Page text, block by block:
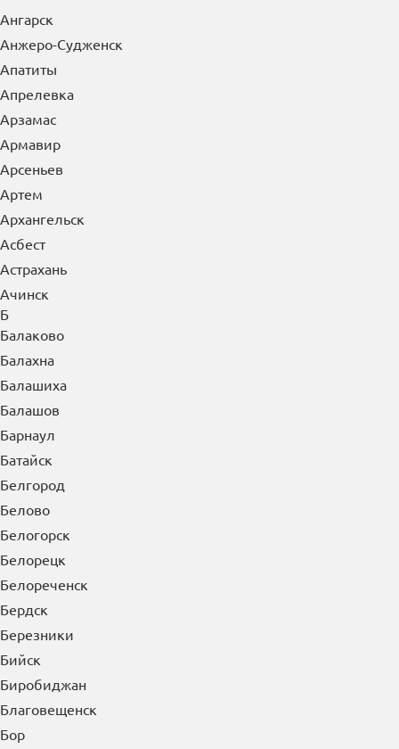
Ангарск
Анжеро-Судженск
Апатиты
Апрелевка
Арзамас
Армавир
Арсеньев
Артем
Архангельск
Асбест
Астрахань
Ачинск
Б
Балаково
Балахна
Балашиха
Балашов
Барнаул
Батайск
Белгород
Белово
Белогорск
Белорецк
Белореченск
Бердск
Березники
Бийск
Биробиджан
Благовещенск
Бор